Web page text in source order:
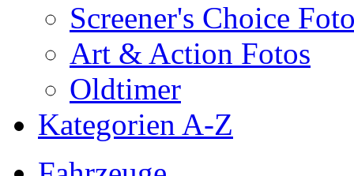
Screener's Choice
Art & Action Fotos
Oldtimer
Kategorien A-Z